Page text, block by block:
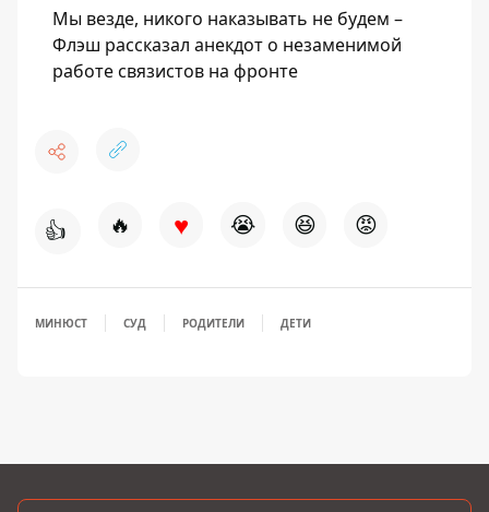
Мы везде, никого наказывать не будем –
Флэш рассказал анекдот о незаменимой
работе связистов на фронте
👍 🔥 ♥ 😭 😆 😡
МИНЮСТ СУД РОДИТЕЛИ ДЕТИ